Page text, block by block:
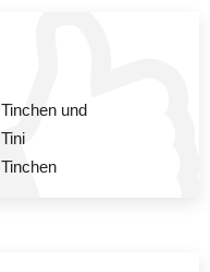
Tinchen und
Tini
Tinchen